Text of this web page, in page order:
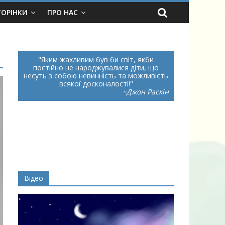
ПРО НАС
Яким жахливим був би світ, якби
постійно не народжувалися діти, що
несуть з собою невинність та можливість
всякої досконалості!
~Джон Раскін
Відео